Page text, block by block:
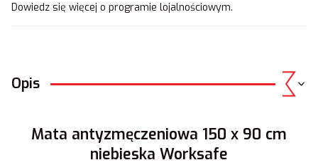
Dowiedz się więcej o programie lojalnościowym.
Opis
Mata antyzmęczeniowa 150 x 90 cm
niebieska Worksafe